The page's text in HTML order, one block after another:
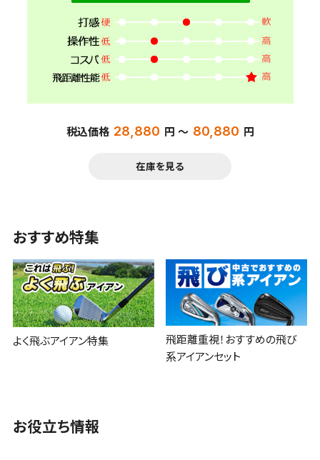
税込価格 28,880 円 ～ 80,880 円
在庫を見る
おすすめ特集
よく飛ぶアイアン特集
飛距離重視！おすすめの飛び
系アイアンセット
お役立ち情報